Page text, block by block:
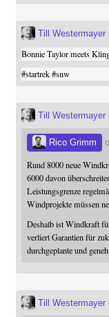
Till Westermayer
Bonnie Taylor meets
#startrek #snw
Till Westermayer
Rico Grimm
Rund 8000 neue
6000 davon
Leistungsgrenze
Windprojekte müssen
Deshalb ist Windkraft
verliert Garantien für
durchgeplante und
Till Westermayer